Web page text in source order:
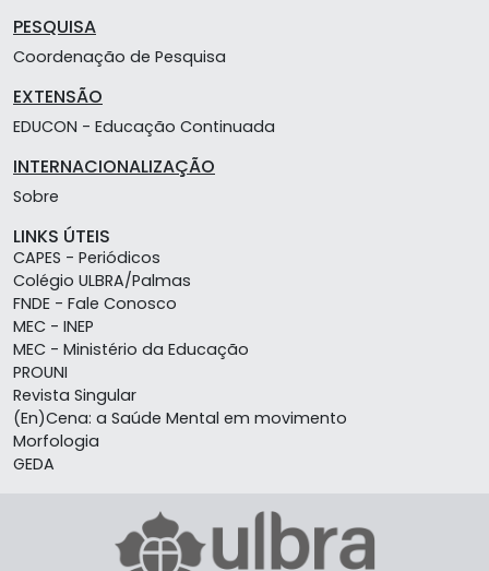
PESQUISA
Coordenação de Pesquisa
EXTENSÃO
EDUCON - Educação Continuada
INTERNACIONALIZAÇÃO
Sobre
LINKS ÚTEIS
CAPES - Periódicos
Colégio ULBRA/Palmas
FNDE - Fale Conosco
MEC - INEP
MEC - Ministério da Educação
PROUNI
Revista Singular
(En)Cena: a Saúde Mental em movimento
Morfologia
GEDA